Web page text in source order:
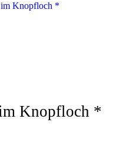
Knopfloch *
Knopfloch *